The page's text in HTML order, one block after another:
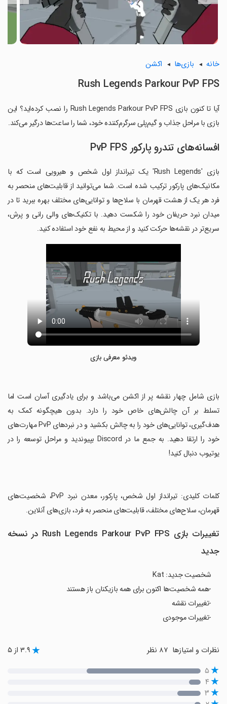
خانه بازی‌ها اکشن
Rush Legends Parkour PvP FPS
آیا تا کنون بازی Rush Legends Parkour PvP FPS را نصب کرده‌اید؟ این
بازی با مراحل جذاب و گیم‌پلی سرگرم‌کننده خود، شما را ساعت‌ها درگیر می‌کند.
افسانه‌های تندرو پارکور PvP FPS
بازی 'Rush Legends' یک تیرانداز اول شخص و هیرویی است که با
مکانیک‌های پارکور ترکیب شده است. شما می‌توانید از قابلیت‌های منحصر به
فرد هر یک از هشت قهرمان با سلاح‌ها و توانایی‌های مختلف بهره ببرید تا در
میدان نبرد حریفان خود را شکست دهید. با تکنیک‌های والی رانی و پرش،
سریع‌تر در نقشه‌ها حرکت کنید و از محیط به نفع خود استفاده کنید.
ویدئو معرفی بازی
‏بازی شامل چهار نقشه پر از اکشن می‌باشد و برای یادگیری آسان است اما
تسلط بر آن چالش‌های خاص خود را دارد. بدون هیچگونه کمک به
هدف‌گیری، توانایی‌های خود را به چالش بکشید و در نبردهای PvP مهارت‌های
خود را ارتقا دهید. به جمع ما در Discord بپیوندید و مراحل توسعه را در
یوتیوب دنبال کنید!
‏کلمات کلیدی: تیرانداز اول شخص، پارکور، معدن نبرد PvP، شخصیت‌های
قهرمان، سلاح‌های مختلف، قابلیت‌های منحصر به فرد، بازی‌های آنلاین.
تغییرات بازی Rush Legends Parkour PvP FPS در نسخه
جدید
شخصیت جدید: Kat
-همه شخصیت‌ها اکنون برای همه بازیکنان باز هستند
-تغییرات نقشه
-تغییرات موجودی
نظرات و امتیازها ۳.۹ از ۵
۵
۴
۳